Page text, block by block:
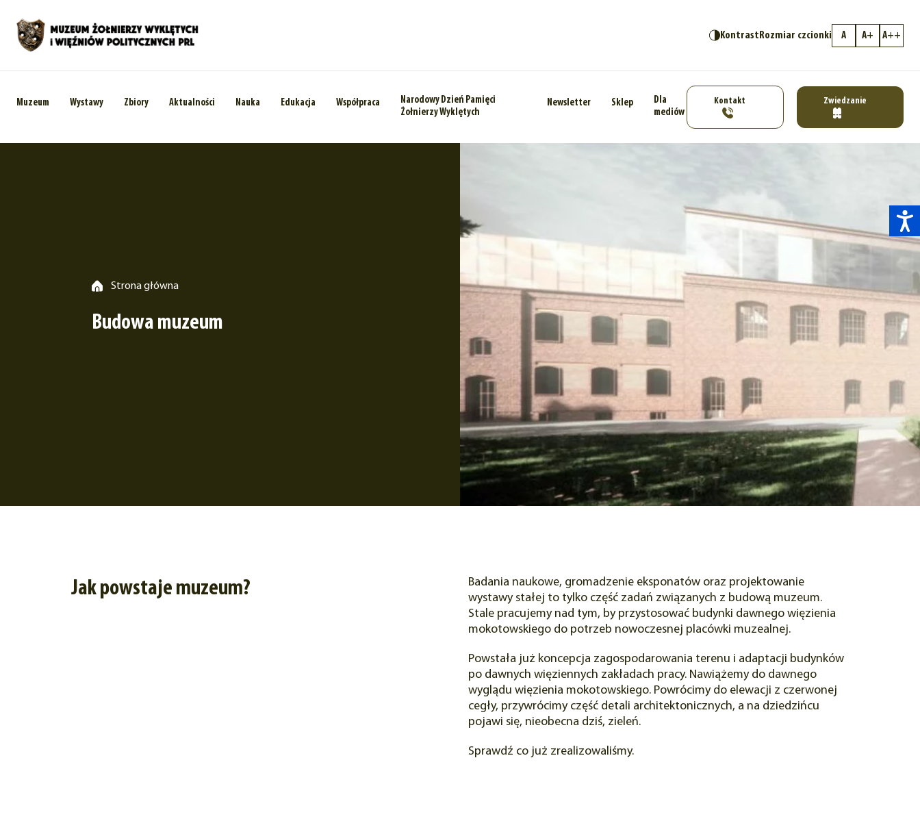
KontrastRozmiar czcionki A A+ A++
Muzeum Wystawy Zbiory Aktualności Nauka Edukacja Współpraca
Narodowy Dzień Pamięci
Żołnierzy Wyklętych
Newsletter Sklep
Dla
mediów
Kontakt Zwiedzanie
Strona główna
Budowa muzeum
Jak powstaje muzeum?
Badania naukowe, gromadzenie eksponatów oraz projektowanie
wystawy stałej to tylko część zadań związanych z budową muzeum.
Stale pracujemy nad tym, by przystosować budynki dawnego więzienia
mokotowskiego do potrzeb nowoczesnej placówki muzealnej.
Powstała już koncepcja zagospodarowania terenu i adaptacji budynków
po dawnych więziennych zakładach pracy. Nawiążemy do dawnego
wyglądu więzienia mokotowskiego. Powrócimy do elewacji z czerwonej
cegły, przywrócimy część detali architektonicznych, a na dziedzińcu
pojawi się, nieobecna dziś, zieleń.
Sprawdź co już zrealizowaliśmy.